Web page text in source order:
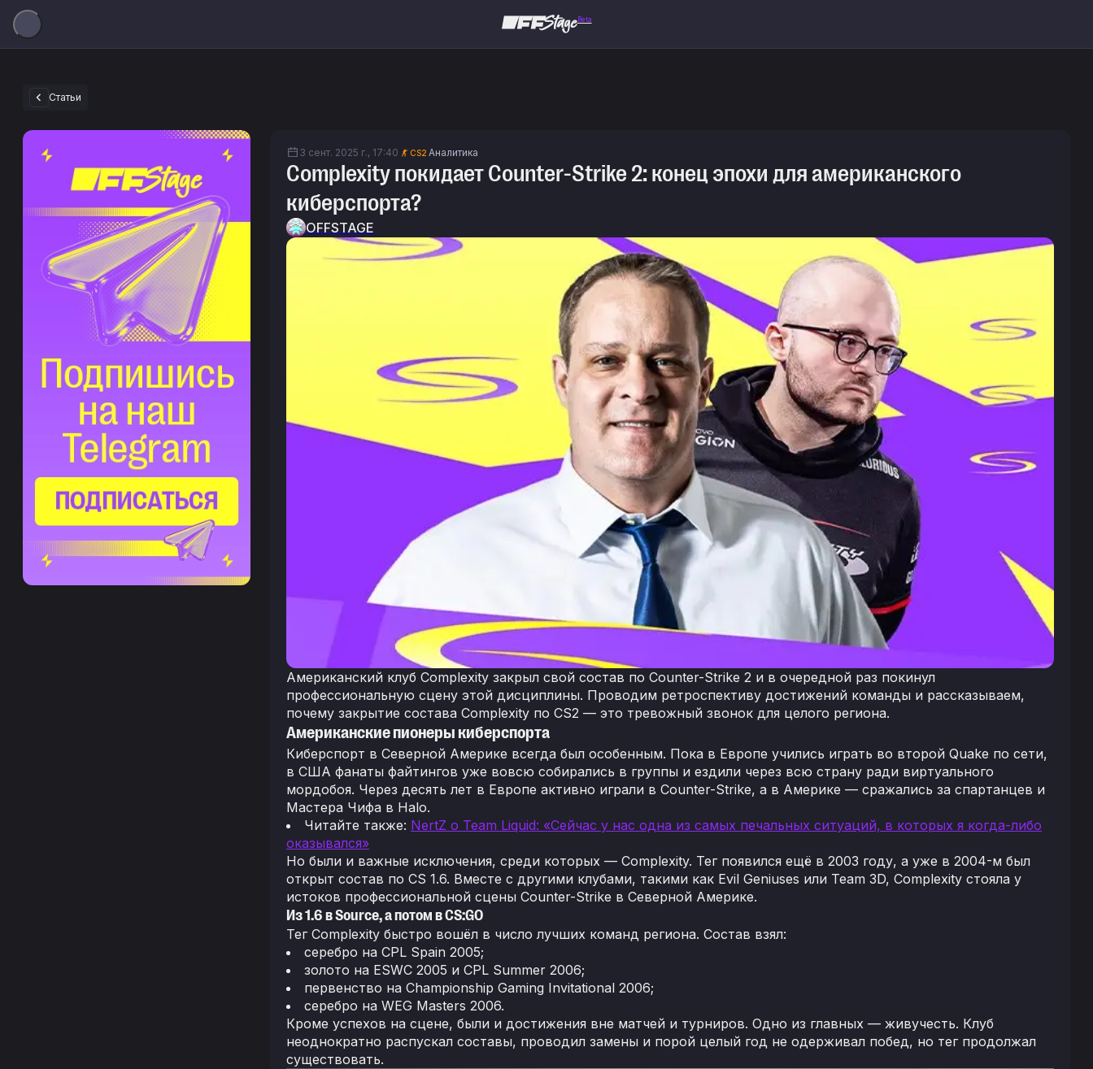
Beta
Статьи
3 сент. 2025 г., 17:40 CS2 Аналитика
Complexity покидает Counter-Strike 2: конец эпохи для американского
киберспорта?
OFFSTAGE
Американский клуб Complexity закрыл свой состав по Counter-Strike 2 и в очередной раз покинул
профессиональную сцену этой дисциплины. Проводим ретроспективу достижений команды и рассказываем,
почему закрытие состава Complexity по CS2 — это тревожный звонок для целого региона.
Американские пионеры киберспорта
Киберспорт в Северной Америке всегда был особенным. Пока в Европе учились играть во второй Quake по сети,
в США фанаты файтингов уже вовсю собирались в группы и ездили через всю страну ради виртуального
мордобоя. Через десять лет в Европе активно играли в Counter-Strike, а в Америке — сражались за спартанцев и
Мастера Чифа в Halo.
Читайте также: NertZ о Team Liquid: «Сейчас у нас одна из самых печальных ситуаций, в которых я когда-либо
оказывался»
Но были и важные исключения, среди которых — Complexity. Тег появился ещё в 2003 году, а уже в 2004-м был
открыт состав по CS 1.6. Вместе с другими клубами, такими как Evil Geniuses или Team 3D, Complexity стояла у
истоков профессиональной сцены Counter-Strike в Северной Америке.
Из 1.6 в Source, а потом в CS:GO
Тег Complexity быстро вошёл в число лучших команд региона. Состав взял:
серебро на CPL Spain 2005;
золото на ESWC 2005 и CPL Summer 2006;
первенство на Championship Gaming Invitational 2006;
серебро на WEG Masters 2006.
Кроме успехов на сцене, были и достижения вне матчей и турниров. Одно из главных — живучесть. Клуб
неоднократно распускал составы, проводил замены и порой целый год не одерживал побед, но тег продолжал
существовать.